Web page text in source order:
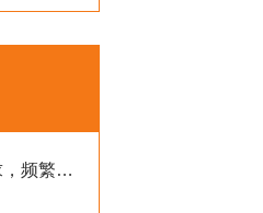
硅橡胶电缆最小弯曲半径要求，频繁弯折场景允许弯曲半径取值。